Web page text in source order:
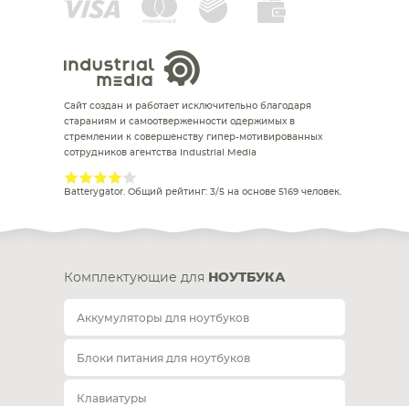
Сайт создан и работает исключительно благодаря
стараниям и самоотверженности одержимых в
стремлении к совершенству гипер-мотивированных
сотрудников агентства Industrial Media
Batterygator. Общий рейтинг: 3/5 на основе 5169 человек.
Комплектующие для НОУТБУКА
Аккумуляторы для ноутбуков
Блоки питания для ноутбуков
Клавиатуры